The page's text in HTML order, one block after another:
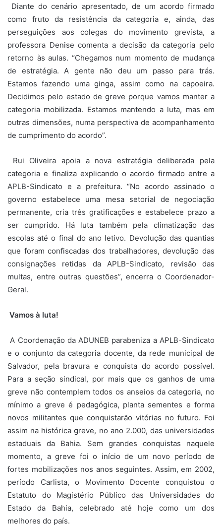
Diante do cenário apresentado, de um acordo firmado
como fruto da resistência da categoria e, ainda, das
perseguições aos colegas do movimento grevista, a
professora Denise comenta a decisão da categoria pelo
retorno às aulas. “Chegamos num momento de mudança
de estratégia. A gente não deu um passo para trás.
Estamos fazendo uma ginga, assim como na capoeira.
Decidimos pelo estado de greve porque vamos manter a
categoria mobilizada. Estamos mantendo a luta, mas em
outras dimensões, numa perspectiva de acompanhamento
de cumprimento do acordo”.
Rui Oliveira apoia a nova estratégia deliberada pela
categoria e finaliza explicando o acordo firmado entre a
APLB-Sindicato e a prefeitura. “No acordo assinado o
governo estabelece uma mesa setorial de negociação
permanente, cria três gratificações e estabelece prazo a
ser cumprido. Há luta também pela climatização das
escolas até o final do ano letivo. Devolução das quantias
que foram confiscadas dos trabalhadores, devolução das
consignações retidas da APLB-Sindicato, revisão das
multas, entre outras questões”, encerra o Coordenador-
Geral.
Vamos à luta!
A Coordenação da ADUNEB parabeniza a APLB-Sindicato
e o conjunto da categoria docente, da rede municipal de
Salvador, pela bravura e conquista do acordo possível.
Para a seção sindical, por mais que os ganhos de uma
greve não contemplem todos os anseios da categoria, no
mínimo a greve é pedagógica, planta sementes e forma
novos militantes que conquistarão vitórias no futuro. Foi
assim na histórica greve, no ano 2.000, das universidades
estaduais da Bahia. Sem grandes conquistas naquele
momento, a greve foi o início de um novo período de
fortes mobilizações nos anos seguintes. Assim, em 2002,
período Carlista, o Movimento Docente conquistou o
Estatuto do Magistério Público das Universidades do
Estado da Bahia, celebrado até hoje como um dos
melhores do país.